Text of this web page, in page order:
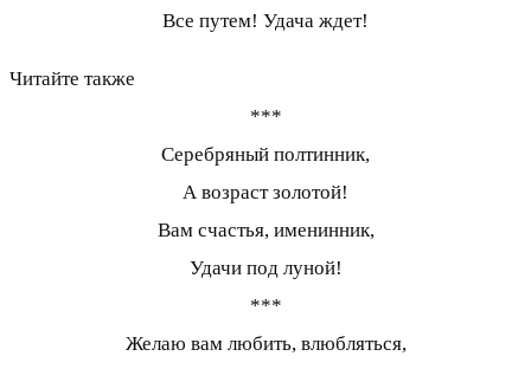
Все путем! Удача ждет!
Читайте также
***
Серебряный полтинник,
А возраст золотой!
Вам счастья, именинник,
Удачи под луной!
***
Желаю вам любить, влюбляться,